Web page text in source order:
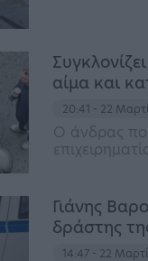
αίμα και
20:41 - 22
Ο άνδρας
Γιάνης
δράστης
14:47 - 22